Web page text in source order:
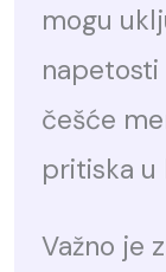
mogu
napetosti
češće
pritiska u
Važno je